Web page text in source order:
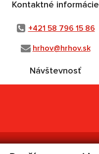
Kontaktné informácie
+421 58 796 15 86
hrhov@hrhov.sk
Návštevnosť